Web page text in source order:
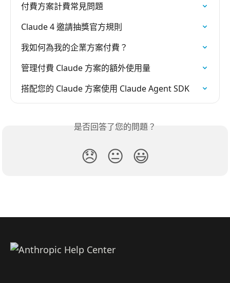
付費方案計費常見問題
Claude 4 邀請抽獎官方規則
我如何為我的企業方案付費？
管理付費 Claude 方案的額外使用量
搭配您的 Claude 方案使用 Claude Agent SDK
是否回答了您的問題？
😞 😐 😃